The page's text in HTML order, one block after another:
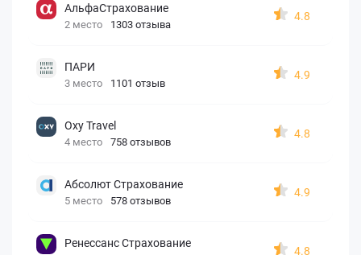
АльфаСтрахование
2 место 1303 отзыва
4.8
ПАРИ
3 место 1101 отзыв
4.9
Oxy Travel
4 место 758 отзывов
4.8
Абсолют Страхование
5 место 578 отзывов
4.9
Ренессанс Страхование
4.8